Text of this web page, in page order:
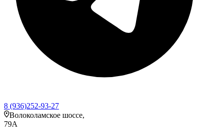
8 (936)252-93-27
Волоколамское шоссе,
79А